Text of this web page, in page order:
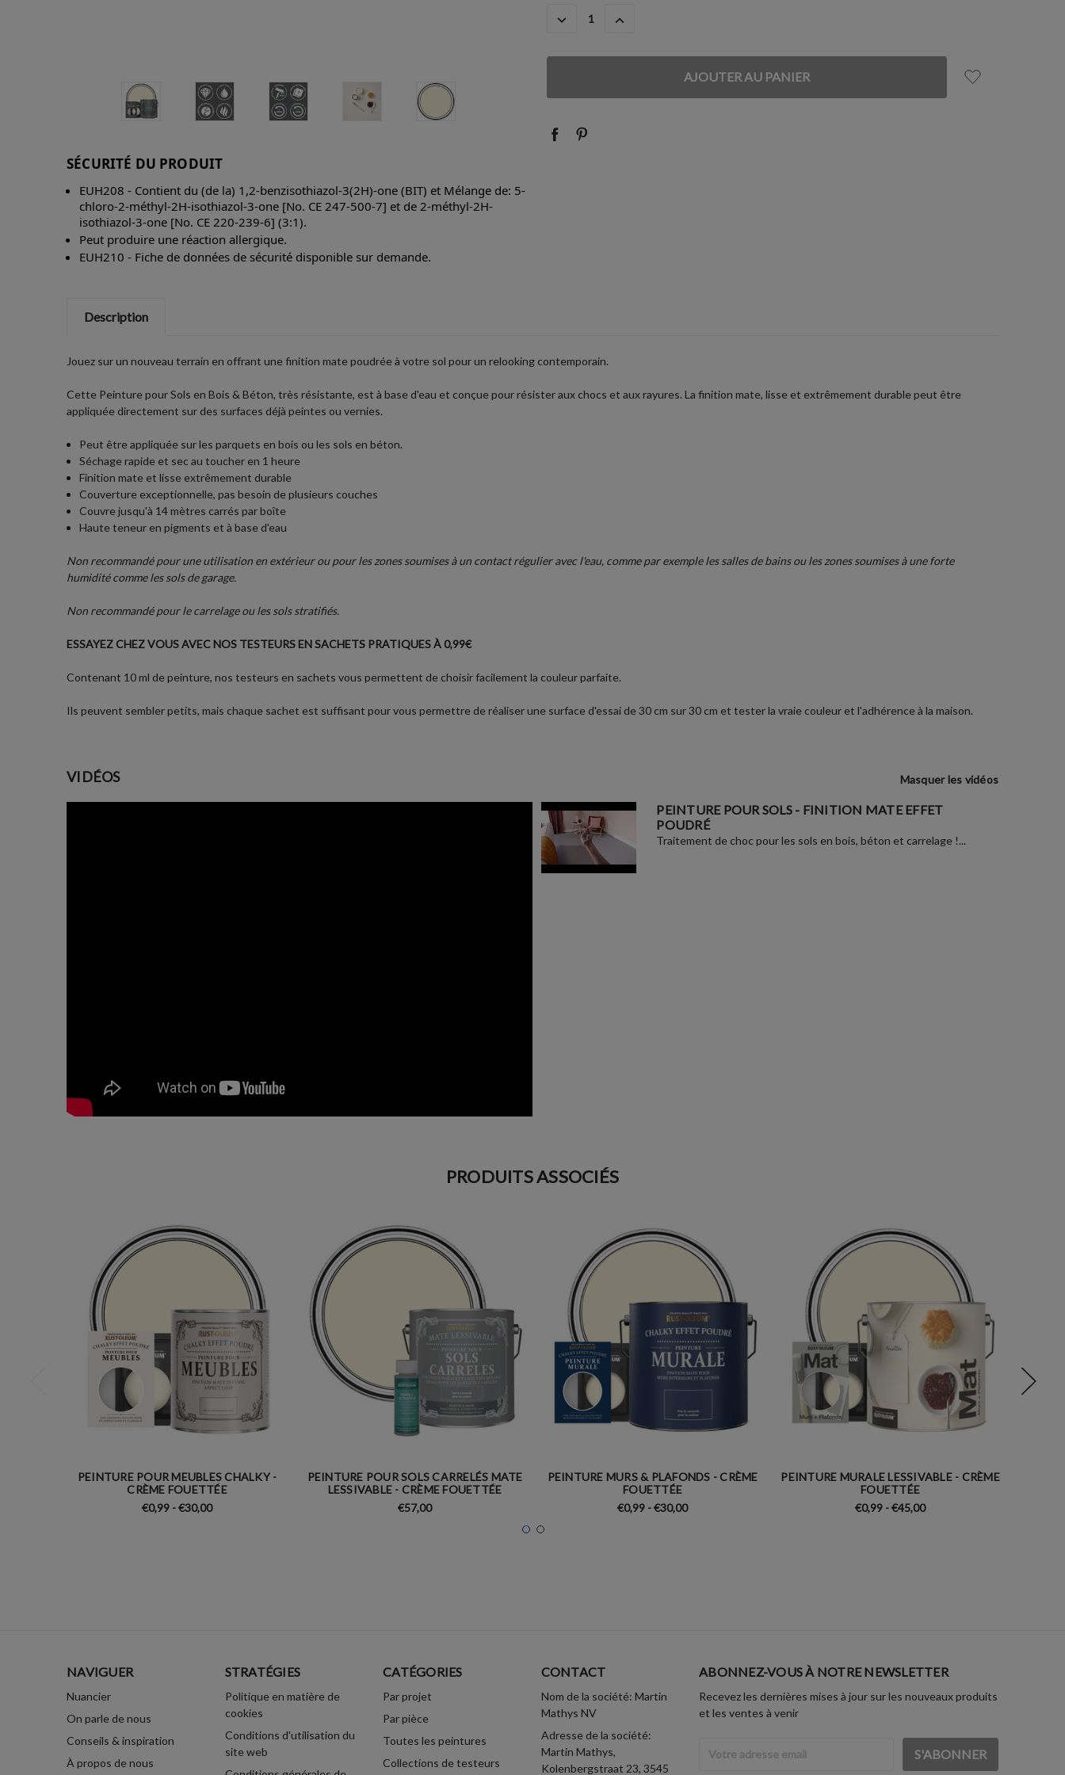
DIMINUER
:
AUGMENTER
:
SÉCURITÉ DU PRODUIT
EUH208 - Contient du (de la) 1,2-benzisothiazol-3(2H)-one (BIT) et Mélange de: 5-
chloro-2-méthyl-2H-isothiazol-3-one [No. CE 247-500-7] et de 2-méthyl-2H-
isothiazol-3-one [No. CE 220-239-6] (3:1).
Peut produire une réaction allergique.
EUH210 - Fiche de données de sécurité disponible sur demande.
Description
Jouez sur un nouveau terrain en offrant une finition mate poudrée à votre sol pour un relooking contemporain.
Cette Peinture pour Sols en Bois & Béton, très résistante, est à base d'eau et conçue pour résister aux chocs et aux rayures. La finition mate, lisse et extrêmement durable peut être
appliquée directement sur des surfaces déjà peintes ou vernies.
Peut être appliquée sur les parquets en bois ou les sols en béton.
Séchage rapide et sec au toucher en 1 heure
Finition mate et lisse extrêmement durable
Couverture exceptionnelle, pas besoin de plusieurs couches
Couvre jusqu'à 14 mètres carrés par boîte
Haute teneur en pigments et à base d'eau
Non recommandé pour une utilisation en extérieur ou pour les zones soumises à un contact régulier avec l'eau, comme par exemple les salles de bains ou les zones soumises à une forte
humidité comme les sols de garage.
Non recommandé pour le carrelage ou les sols stratifiés.
ESSAYEZ CHEZ VOUS AVEC NOS TESTEURS EN SACHETS PRATIQUES À 0,99€
Contenant 10 ml de peinture, nos testeurs en sachets vous permettent de choisir facilement la couleur parfaite.
Ils peuvent sembler petits, mais chaque sachet est suffisant pour vous permettre de réaliser une surface d'essai de 30 cm sur 30 cm et tester la vraie couleur et l'adhérence à la maison.
VIDÉOS Masquer les vidéos
PEINTURE POUR SOLS - FINITION MATE EFFET
POUDRÉ
Traitement de choc pour les sols en bois, béton et carrelage !...
PRODUITS ASSOCIÉS
PEINTURE POUR MEUBLES CHALKY -
CRÈME FOUETTÉE
€0,99 - €30,00
PEINTURE POUR SOLS CARRELÉS MATE
LESSIVABLE - CRÈME FOUETTÉE
€57,00
PEINTURE MURS & PLAFONDS - CRÈME
FOUETTÉE
€0,99 - €30,00
PEINTURE MURALE LESSIVABLE - CRÈME
FOUETTÉE
€0,99 - €45,00
NAVIGUER
Nuancier
On parle de nous
Conseils & inspiration
À propos de nous
STRATÉGIES
Politique en matière de
cookies
Conditions d'utilisation du
site web
CATÉGORIES
Par projet
Par pièce
Toutes les peintures
Collections de testeurs
CONTACT
Nom de la société: Martin
Mathys NV
Adresse de la société:
Martin Mathys,
Kolenbergstraat 23, 3545
ABONNEZ-VOUS À NOTRE NEWSLETTER
Recevez les dernières mises à jour sur les nouveaux produits
et les ventes à venir
Email